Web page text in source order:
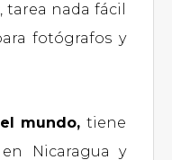
, tarea nada fácil
fotógrafos y
mundo, tiene
Nicaragua y